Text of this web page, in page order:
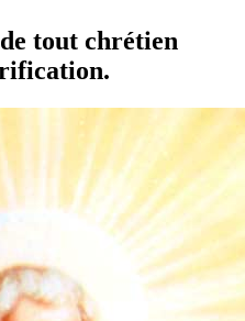
tout chrétien